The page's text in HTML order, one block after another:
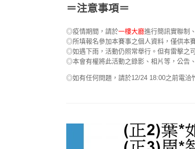
＝注意事項＝
◎疫情期間，請於一樓大廳進行簡訊實聯制
◎所填報名參加本賽事之個人資料，僅供本
◎如遇下雨，活動仍照常舉行。但有雷擊之
◎本會有權將此活動之錄影、相片等，公告
◎如有任何問題，請於12/24 18:00之前電洽